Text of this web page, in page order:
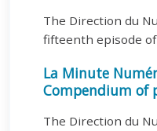
The Direction du
fifteenth episode
La Minute
Compendium of
The Direction du